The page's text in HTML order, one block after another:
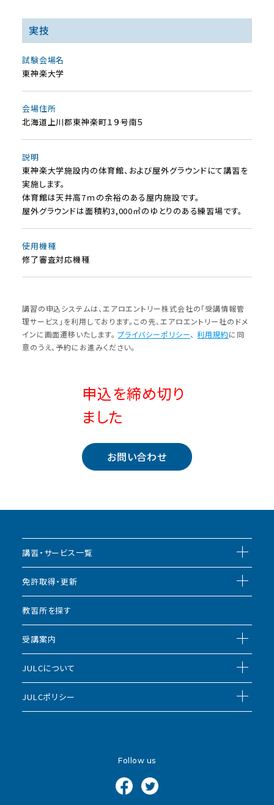
実技
試験会場名
東神楽大学
会場住所
北海道上川郡東神楽町１９号南５
説明
東神楽大学施設内の体育館、および屋外グラウンドにて講習を
実施します。
体育館は天井高7ｍの余裕のある屋内施設です。
屋外グラウンドは面積約3,000㎡のゆとりのある練習場です。
使⽤機種
修了審査対応機種
講習の申込システムは、エアロエントリー株式会社の「受講情報管
理サービス」を利⽤しております。この先、エアロエントリー社のドメ
インに画⾯遷移いたします。 プライバシーポリシー、利⽤規約に同
意のうえ、予約にお進みください。
申込を締め切り
ました
お問い合わせ
講習・サービス一覧
免許取得・更新
教習所を探す
受講案内
JULCについて
JULCポリシー
Follow us